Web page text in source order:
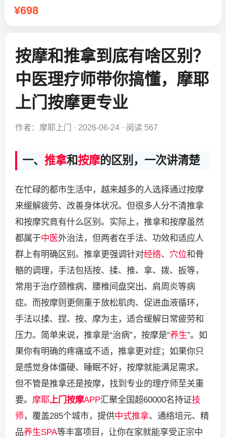
¥698
按摩和推拿到底有啥区别？
中医理疗师带你搞懂，摩耶
上门按摩更专业
作者：摩耶上门 · 2026-06-24· 阅读 567
一、 推拿和按摩的区别，一次讲清楚
在忙碌的都市生活中，越来越多的人选择通过按摩
来缓解疲劳、改善身体状况。但很多人分不清推拿
和按摩究竟有什么区别。实际上，推拿和按摩虽然
都属于中医外治法，但两者在手法、功效和适应人
群上有明确区别。推拿更强调针对经络、 穴位和骨
骼的调理，手法包括按、揉、推、拿、拨、扳等，
常用于治疗颈椎病、腰椎间盘突出、肩周炎等病
症。而按摩则更侧重于放松肌肉、促进血液循环，
手法以揉、捏、按、摩为主，适合缓解日常疲劳和
压力。简单来说，推拿是“治病”，按摩是“养生”。如
果你有明确的疼痛或不适，推拿更对症；如果你只
是感觉身体僵硬、睡眠不好，按摩就能满足需求。
但不管是推拿还是按摩，找到专业的理疗师至关重
要。 摩耶上门按摩APP汇聚全国超60000名持证技
师 ，覆盖285个城市，提供中式推拿、通络培元、精
品养生SPA等丰富项目，让你在家就能享受正宗中